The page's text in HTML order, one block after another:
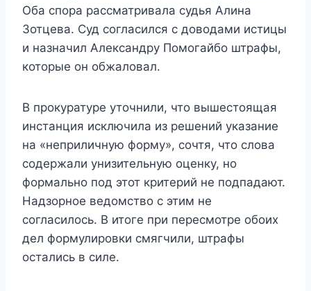
Оба спора рассматривала судья Алина
Зотцева. Суд согласился с доводами истицы
и назначил Александру Помогайбо штрафы,
которые он обжаловал.
В прокуратуре уточнили, что вышестоящая
инстанция исключила из решений указание
на «неприличную форму», сочтя, что слова
содержали унизительную оценку, но
формально под этот критерий не подпадают.
Надзорное ведомство с этим не
согласилось. В итоге при пересмотре обоих
дел формулировки смягчили, штрафы
остались в силе.